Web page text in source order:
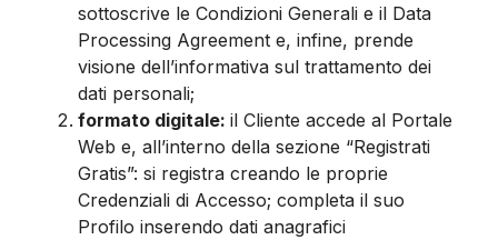
sottoscrive le Condizioni Generali e il Data
Processing Agreement e, infine, prende
visione dell’informativa sul trattamento dei
dati personali;
formato digitale: il Cliente accede al Portale
Web e, all’interno della sezione “Registrati
Gratis”: si registra creando le proprie
Credenziali di Accesso; completa il suo
Profilo inserendo dati anagrafici